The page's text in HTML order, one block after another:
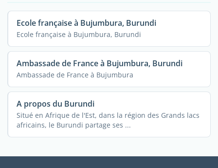
Ecole française à Bujumbura, Burundi
Ecole française à Bujumbura, Burundi
Ambassade de France à Bujumbura, Burundi
Ambassade de France à Bujumbura
A propos du Burundi
Situé en Afrique de l'Est, dans la région des Grands lacs
africains, le Burundi partage ses ...